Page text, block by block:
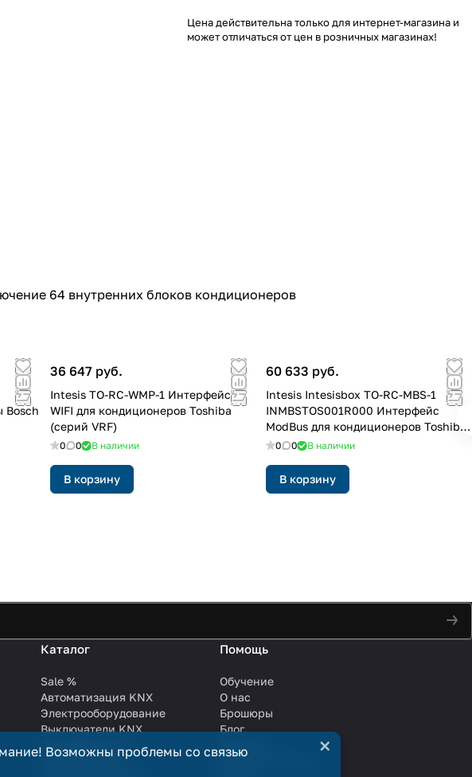
Цена действительна только для интернет-магазина и
может отличаться от цен в розничных магазинах!
64 внутренних блоков кондиционеров
Bosch
36 647 руб.
Intesis TO-RC-WMP-1 Интерфейс
WIFI для кондиционеров Toshiba
(серий VRF)
0 0 В наличии
В корзину
60 633 руб.
Intesis Intesisbox TO-RC-MBS-1
INMBSTOS001R000 Интерфейс
ModBus для кондиционеров Toshiba
(серии Commercial & VRF)
0 0 В наличии
В корзину
Каталог
Sale %
Автоматизация KNX
Электрооборудование
Выключатели KNX
Производители
KNX EIB кабели
Помощь
Обучение
О нас
Брошюры
Блог
Сотрудничество
Возможны проблемы со связью
×